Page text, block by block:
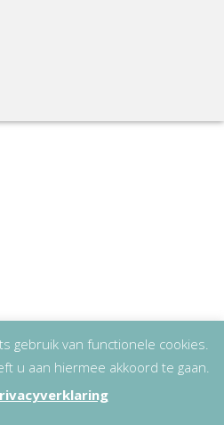
gebruik van functionele cookies.
u aan hiermee akkoord te gaan.